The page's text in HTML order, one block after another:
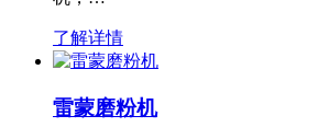
了解详情
雷蒙磨粉机